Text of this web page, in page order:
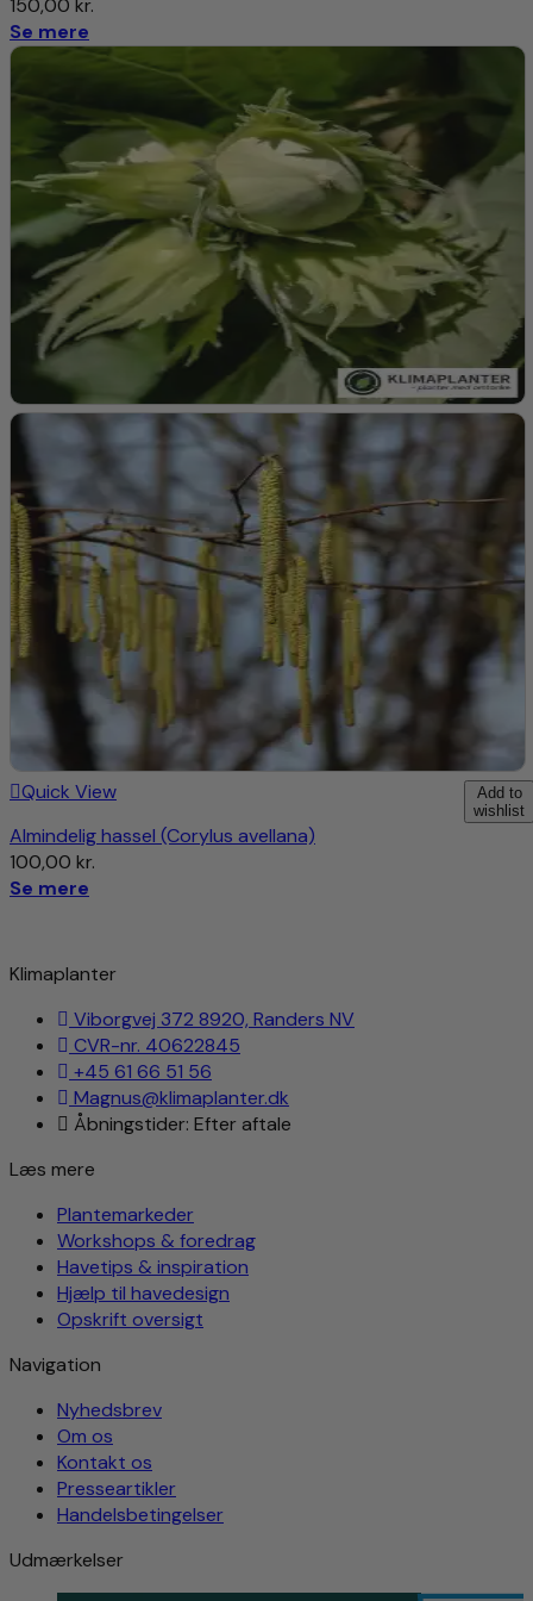
kastanjesorter for at øge frugtsætningen. Vi anbefaler at
man planterBouche de Beltizaci nærheden
Anvendelse i Haven
Dekorativt Træ:Med sine store, grønne blade og
skinnende nødder er ‘Marigoule’ et smukt prydtræ, der kan
give struktur og skygge i haven.
Skyggetræ:Dets brede krone gør det velegnet som
skyggetræ i større haver og parker.
Vindafskærmning:
Kan bruges som en naturlig
vindafskærmning takket være sin højde og tætte løv.
Anvendelse i Køkkenet
Spiselige Nødder:Nødderne kan spises friske, ristes eller
tilberedes på mange forskellige måder. De er lækre i både
søde og salte retter.
Bagning og Madlavning:Nødderne kan bruges i alt fra
kager og brød til fyld og salater.
Mel:De tørrede nødder kan males til mel og bruges i
glutenfrit bagværk.
Kastanjecreme:Nødderne kan koges og pureres til en
lækker kastanjecreme, der kan anvendes som fyld i
desserter eller smøres på brød.
Med denne dyrkningsvejledning og anvendelsesideer kan
du få det bedste ud af din ægte kastanje ‘Marigoule’
(Castanea sativa) og nyde dens skønhed og funktionalitet i
haven samt dens kulinariske muligheder i køkkenet.
150,00 kr.
Se mere
Add to
wishlist
Quick View
Almindelig hassel (Corylus avellana)
100,00 kr.
Se mere
Klimaplanter
Viborgvej 372 8920, Randers NV
CVR-nr. 40622845
+45 61 66 51 56
Magnus@klimaplanter.dk
Åbningstider: Efter aftale
Læs mere
Plantemarkeder
Workshops & foredrag
Havetips & inspiration
Hjælp til havedesign
Opskrift oversigt
Navigation
Nyhedsbrev
Om os
Kontakt os
Presseartikler
Handelsbetingelser
Udmærkelser